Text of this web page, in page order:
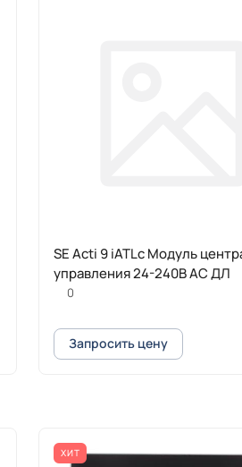
SE Acti 9 iATLc Модуль
управления 24-240В АС ДЛ
0
Запросить цену
ХИТ